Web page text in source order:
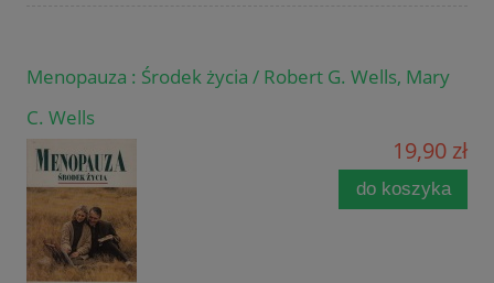
Menopauza : Środek życia / Robert G. Wells, Mary
C. Wells
19,90 zł
do koszyka